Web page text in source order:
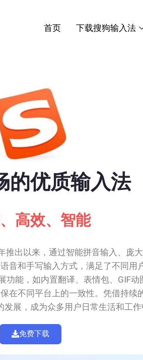
首页 下载搜狗输入法
的优质输入法
高效、智能
出以来，通过智能拼音输入、庞
音和手写输入方式，满足了不同用
能，如内置翻译、表情包、GIF
在不同平台上的一致性。凭借持续
展，成为众多用户日常生活和工作
免费下载